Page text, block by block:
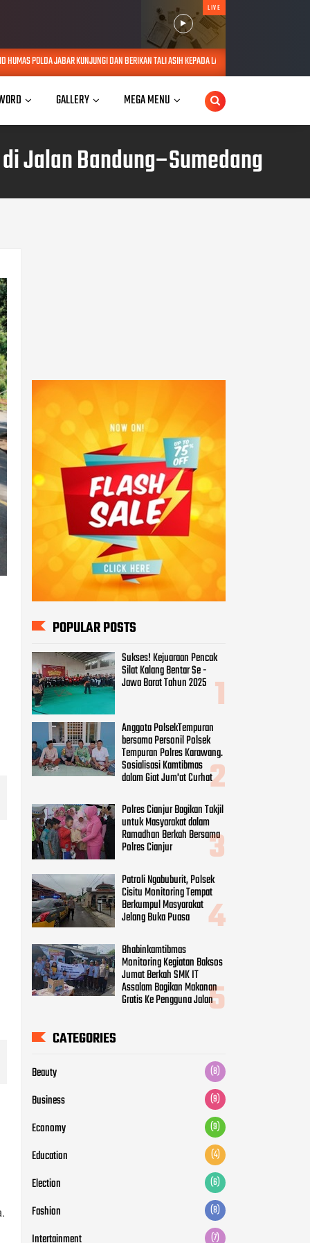
LIVE
DAN BERIKAN TALI ASIH KEPADA LANSIA SEBATANG KARA DI JATINANGOR
GALLERY MEGA MENU
Jalan Bandung–Sumedang
POPULAR POSTS
Sukses! Kejuaraan Pencak
Silat Kalang Bentar Se -
Jawa Barat Tahun 2025
Anggota PolsekTempuran
bersama Personil Polsek
Tempuran Polres Karawang.
Sosialisasi Kamtibmas
Polres Cianjur Bagikan Takjil
untuk Masyarakat dalam
Ramadhan Berkah Bersama
Polres Cianjur
Patroli Ngabuburit, Polsek
Cisitu Monitoring Tempat
Berkumpul Masyarakat
Jelang Buka Puasa
Monitoring Kegiatan Baksos
Jumat Berkah SMK IT
Assalam Bagikan Makanan
Gratis Ke Pengguna Jalan
CATEGORIES
Beauty (8)
Business
Economy (9)
Education (4)
Intertainment (7)
Life Style (6)
Movie (5)
News (12)
Otomotive (5)
Politic (7)